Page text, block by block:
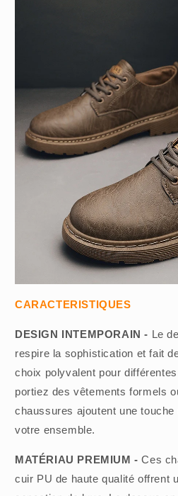
CARACTERISTIQUES
DESIGN INTEMPORAIN - Le
respire la sophistication et fait
choix polyvalent pour
portiez des vêtements formels
chaussures ajoutent une
votre ensemble.
MATÉRIAU PREMIUM -Ces
cuir PU de haute qualité offrent